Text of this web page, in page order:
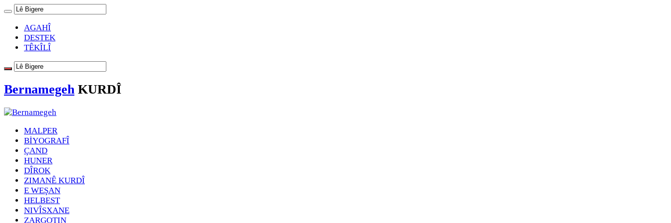
AGAHÎ
DESTEK
TÊKÎLÎ
Bernamegeh KURDÎ
MALPER
BİYOGRAFÎ
ÇAND
HUNER
DÎROK
ZIMANÊ KURDÎ
E WEŞAN
HELBEST
NIVÎSXANE
ZARGOTIN